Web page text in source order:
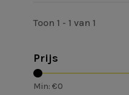
Toon 1 - 1 van 1
Prijs
Min: €0